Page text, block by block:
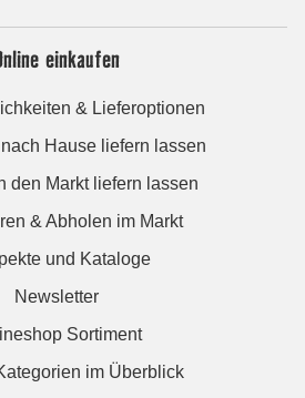
einkaufen
& Lieferoptionen
Hause liefern lassen
den Markt liefern lassen
& Abholen im Markt
und Kataloge
Newsletter
Sortiment
im Überblick